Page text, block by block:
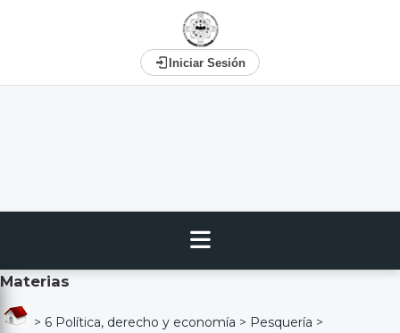
Iniciar Sesión
Materias
> 6 Política, derecho y economía > Pesquería >